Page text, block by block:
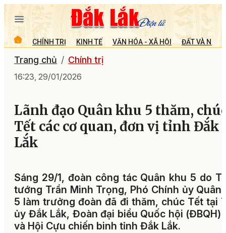
CHÍNH TRỊ KINH TẾ VĂN HÓA - XÃ HỘI ĐẤT VÀ
Trang chủ Chính trị
16:23, 29/01/2026
Lãnh đạo Quân khu 5 thăm,
Tết các cơ quan, đơn vị tỉnh Đắk
Lắk
Sáng 29/1, đoàn công tác Quân khu 5 do
tướng Trần Minh Trọng, Phó Chính ủy Quân
5 làm trưởng đoàn đã đi thăm, chúc Tết tại
ủy Đắk Lắk, Đoàn đại biểu Quốc hội (ĐBQH)
và Hội Cựu chiến binh tỉnh Đắk Lắk.